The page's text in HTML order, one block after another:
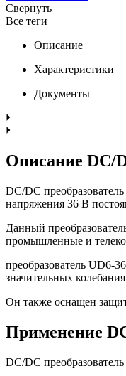
Свернуть
Все теги
Описание
Характеристики
Документы
Описание DC/
DC/DC
напряжения 36 В
Данный
промышленные и
преобразователь UD6-
значительных
Он также оснащен
Применение
DC/DC